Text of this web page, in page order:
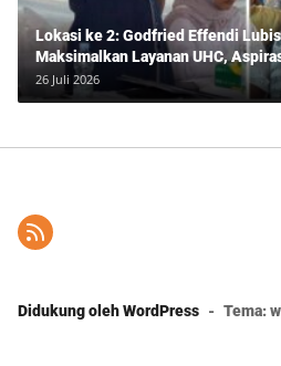
Lokasi ke 2: Godfried Effendi
Maksimalkan Layanan UHC,
Pendidikan Mengemuka dalam
26 Juli 2026
Didukung oleh WordPress - Tema: